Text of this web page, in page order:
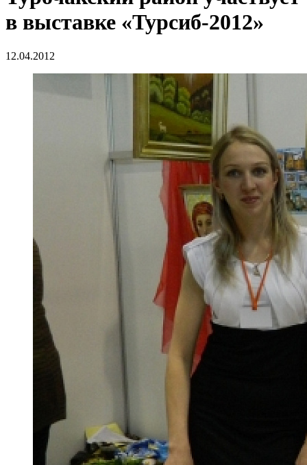
в выставке «Турсиб-2012»
12.04.2012